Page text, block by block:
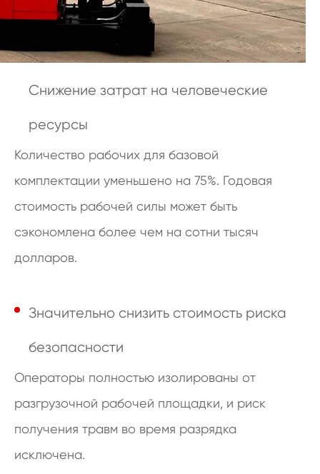
Снижение затрат на человеческие
ресурсы
Количество рабочих для базовой
комплектации уменьшено на 75%. Годовая
стоимость рабочей силы может быть
сэкономлена более чем на сотни тысяч
долларов.
Значительно снизить стоимость риска
безопасности
Операторы полностью изолированы от
разгрузочной рабочей площадки, и риск
получения травм во время разрядка
исключена.